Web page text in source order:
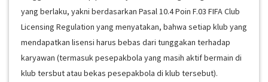
yang berlaku, yakni berdasarkan Pasal 10.4 Poin F.03 FIFA Club
Licensing Regulation yang menyatakan, bahwa setiap klub yang
mendapatkan lisensi harus bebas dari tunggakan terhadap
karyawan (termasuk pesepakbola yang masih aktif bermain di
klub tersbut atau bekas pesepakbola di klub tersebut).